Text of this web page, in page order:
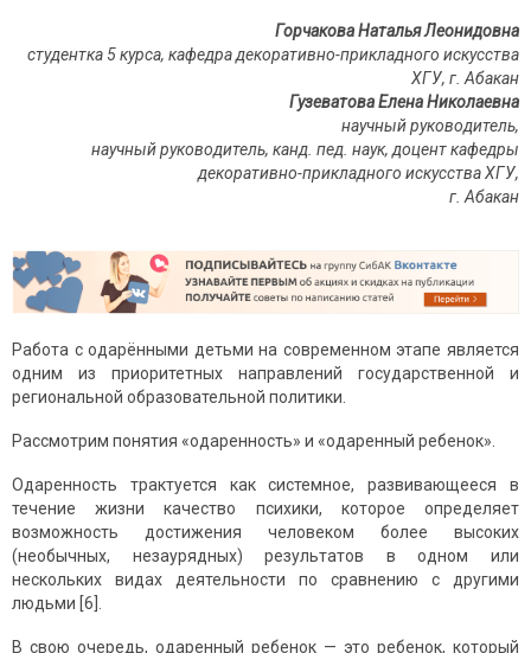
Горчакова Наталья Леонидовна
студентка 5 курса, кафедра декоративно-прикладного искусства
ХГУ, г. Абакан
Гузеватова Елена Николаевна
научный руководитель,
научный руководитель, канд. пед. наук, доцент кафедры
декоративно-прикладного искусства ХГУ,
г. Абакан
Работа с одарёнными детьми на современном этапе является
одним из приоритетных направлений государственной и
региональной образовательной политики.
Рассмотрим понятия «одаренность» и «одаренный ребенок».
Одаренность трактуется как системное, развивающееся в
течение жизни качество психики, которое определяет
возможность достижения человеком более высоких
(необычных, незаурядных) результатов в одном или
нескольких видах деятельности по сравнению с другими
людьми [6].
В свою очередь, одаренный ребенок — это ребенок, который